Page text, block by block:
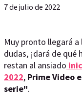
7 de julio de 2022
Muy pronto llegará
dudas, ¡dará de qué
restan al ansiado
2022, Prime Video
serie".